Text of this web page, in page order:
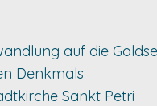
auf die
Denkmals
Sankt Petri